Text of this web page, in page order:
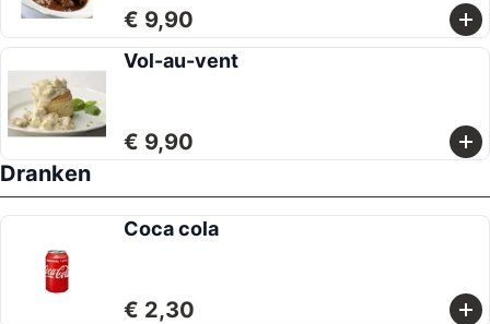
€ 9,90
Vol-au-vent
€ 9,90
Dranken
Coca cola
€ 2,30